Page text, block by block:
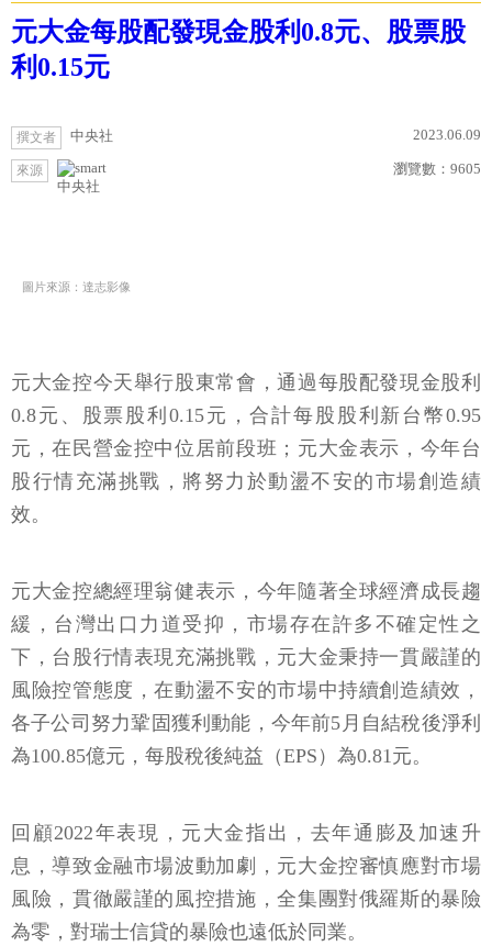
元大金每股配發現金股利0.8元、股票股
利0.15元
撰文者 中央社 2023.06.09
來源
中央社
瀏覽數： 9605
圖片來源：達志影像
元大金控今天舉行股東常會，通過每股配發現金股利
0.8元、股票股利0.15元，合計每股股利新台幣0.95
元，在民營金控中位居前段班；元大金表示，今年台
股行情充滿挑戰，將努力於動盪不安的市場創造績
效。
元大金控總經理翁健表示，今年隨著全球經濟成長趨
緩，台灣出口力道受抑，市場存在許多不確定性之
下，台股行情表現充滿挑戰，元大金秉持一貫嚴謹的
風險控管態度，在動盪不安的市場中持續創造績效，
各子公司努力鞏固獲利動能，今年前5月自結稅後淨利
為100.85億元，每股稅後純益（EPS）為0.81元。
回顧2022年表現，元大金指出，去年通膨及加速升
息，導致金融市場波動加劇，元大金控審慎應對市場
風險，貫徹嚴謹的風控措施，全集團對俄羅斯的暴險
為零，對瑞士信貸的暴險也遠低於同業。